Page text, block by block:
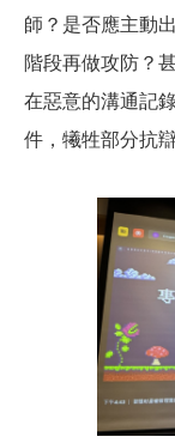
師？是否應主動
階段再做攻防？
在惡意的溝通記
件，犧牲部分抗